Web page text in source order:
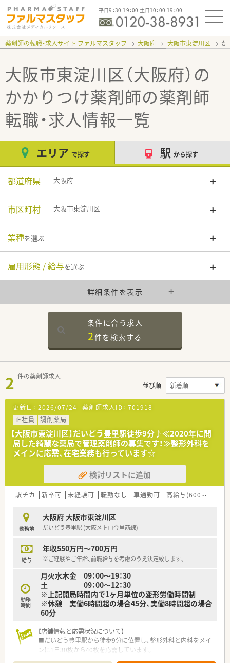
平日9：30-19：00 土日10：00-19：00
薬剤師の転職・求人サイト ファルマスタッフ 大阪府 大阪市東淀川区 か
大阪市東淀川区（大阪府）の
かかりつけ薬剤師の薬剤師
転職・求人情報一覧
エリア で探す 駅 から探す
都道府県 大阪府
市区町村 大阪市東淀川区
業種を選ぶ
雇用形態 / 給与を選ぶ
詳細条件を表示
条件に合う求人
2件を検索する
2 件の薬剤師求人
並び順
更新日： 2026/07/24 薬剤師求人ID： 701918
正社員
調剤薬局
【大阪市東淀川区】だいどう豊里駅徒歩9分♪≪2020年に開
局した綺麗な薬局で管理薬剤師の募集です！≫整形外科を
メインに応需、在宅業務も行っています☆
検討リストに追加
駅チカ 新卒可 未経験可 転勤なし 車通勤可 高給与(600万円以上)
勤務地
大阪府 大阪市東淀川区
だいどう豊里駅 (大阪メトロ今里筋線)
給与
年収550万円～700万円
※ご経験やご年齢、前職給与を考慮のうえ決定致します。
勤務
時間
月火水木金 09：00～19：30
土 09：00～12：30
※上記開局時間内で1ヶ月単位の変形労働時間制
※休憩 実働6時間超の場合45分、実働8時間超の場合
60分
【店舗情報と応需状況について】
■だいどう豊里駅から徒歩9分に位置し、整形外科と内科をメイ
ンに1日30枚から40枚を応需しています。